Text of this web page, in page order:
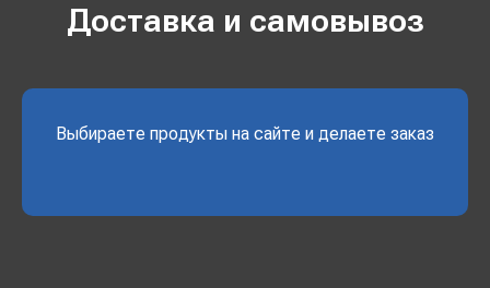
Доставка и самовывоз
Выбираете продукты на сайте и делаете заказ